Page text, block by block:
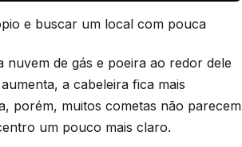
e buscar um local com pouca
de gás e poeira ao redor dele
a cabeleira fica mais
porém, muitos cometas não parecem
um pouco mais claro.